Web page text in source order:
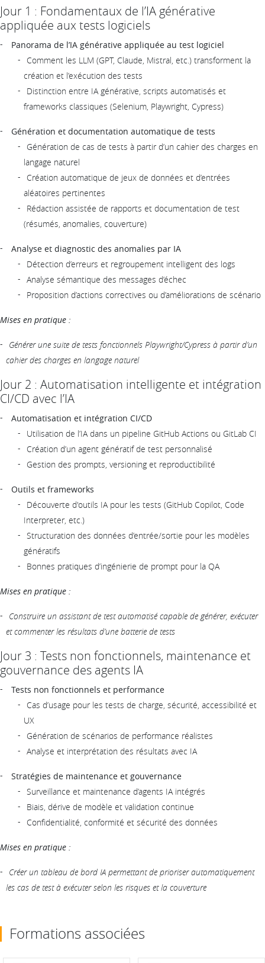
Jour 1 : Fondamentaux de l’IA générative
appliquée aux tests logiciels
Panorama de l’IA générative appliquée au test logiciel
Comment les LLM (GPT, Claude, Mistral, etc.) transforment la
création et l’exécution des tests
Distinction entre IA générative, scripts automatisés et
frameworks classiques (Selenium, Playwright, Cypress)
Génération et documentation automatique de tests
Génération de cas de tests à partir d’un cahier des charges en
langage naturel
Création automatique de jeux de données et d’entrées
aléatoires pertinentes
Rédaction assistée de rapports et documentation de test
(résumés, anomalies, couverture)
Analyse et diagnostic des anomalies par IA
Détection d’erreurs et regroupement intelligent des logs
Analyse sémantique des messages d’échec
Proposition d’actions correctives ou d’améliorations de scénario
Mises en pratique :
Générer une suite de tests fonctionnels Playwright/Cypress à partir d’un
cahier des charges en langage naturel
Jour 2 : Automatisation intelligente et intégration
CI/CD avec l’IA
Automatisation et intégration CI/CD
Utilisation de l’IA dans un pipeline GitHub Actions ou GitLab CI
Création d’un agent génératif de test personnalisé
Gestion des prompts, versioning et reproductibilité
Outils et frameworks
Découverte d'outils IA pour les tests (GitHub Copilot, Code
Interpreter, etc.)
Structuration des données d’entrée/sortie pour les modèles
génératifs
Bonnes pratiques d’ingénierie de prompt pour la QA
Mises en pratique :
Construire un assistant de test automatisé capable de générer, exécuter
et commenter les résultats d’une batterie de tests
Jour 3 : Tests non fonctionnels, maintenance et
gouvernance des agents IA
Tests non fonctionnels et performance
Cas d’usage pour les tests de charge, sécurité, accessibilité et
UX
Génération de scénarios de performance réalistes
Analyse et interprétation des résultats avec IA
Stratégies de maintenance et gouvernance
Surveillance et maintenance d’agents IA intégrés
Biais, dérive de modèle et validation continue
Confidentialité, conformité et sécurité des données
Mises en pratique :
Créer un tableau de bord IA permettant de prioriser automatiquement
les cas de test à exécuter selon les risques et la couverture
Formations associées